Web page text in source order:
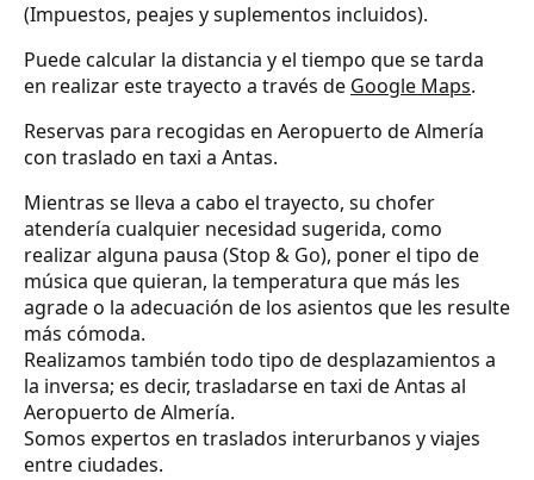
(Impuestos, peajes y suplementos incluidos).
Puede calcular la distancia y el tiempo que se tarda
en realizar este trayecto a través de Google Maps.
Reservas para recogidas en Aeropuerto de Almería
con traslado en taxi a Antas.
Mientras se lleva a cabo el trayecto, su chofer
atendería cualquier necesidad sugerida, como
realizar alguna pausa (Stop & Go), poner el tipo de
música que quieran, la temperatura que más les
agrade o la adecuación de los asientos que les resulte
más cómoda.
Realizamos también todo tipo de desplazamientos a
la inversa; es decir, trasladarse en taxi de Antas al
Aeropuerto de Almería.
Somos expertos en traslados interurbanos y viajes
entre ciudades.